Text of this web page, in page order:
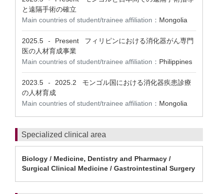
と遠隔手術の確立
Main countries of student/trainee affiliation： Mongolia
2025.5 - Present フィリピンにおける消化器がん専門
医の人材育成事業
Main countries of student/trainee affiliation： Philippines
2023.5 - 2025.2 モンゴル国における消化器疾患診療
の人材育成
Main countries of student/trainee affiliation： Mongolia
Specialized clinical area
Biology / Medicine, Dentistry and Pharmacy /
Surgical Clinical Medicine / Gastrointestinal Surgery